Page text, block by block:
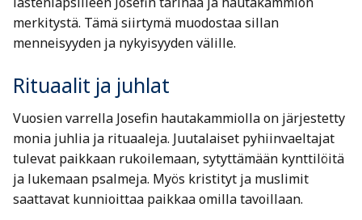
merkitystä. Tämä siirtymä muodostaa sillan
menneisyyden ja nykyisyyden välille.
Rituaalit ja juhlat
Vuosien varrella Josefin hautakammiolla on järjestetty
monia juhlia ja rituaaleja. Juutalaiset pyhiinvaeltajat
tulevat paikkaan rukoilemaan, sytyttämään kynttilöitä
ja lukemaan psalmeja. Myös kristityt ja muslimit
saattavat kunnioittaa paikkaa omilla tavoillaan.